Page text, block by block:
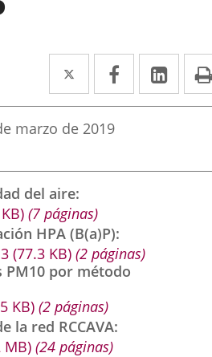
Twitter
Enlace
a
una
externa.
Facebook
Enlace
a
externa.
a
marzo de 2019
del aire
KB) (7 páginas)
HPA (B(a)P)
(77.3 KB) (2 páginas)
por método
KB) (2 páginas)
la red RCCAVA
MB) (24 páginas)